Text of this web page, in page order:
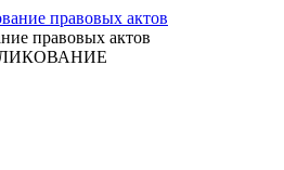
правовых актов